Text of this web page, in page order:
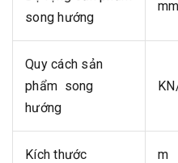
song hướng
mm
Quy cách sản
phẩm song
hướng
Kích thước m